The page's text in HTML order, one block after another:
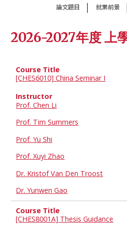
論文題目
就業前景
2026-2027年度 上
[CHES6010] China Seminar I
Prof. Chen Li
Prof. Tim Summers
Prof. Yu Shi
Prof. Xuyi Zhao
Dr. Kristof Van Den Troost
Dr. Yunwen Gao
[CHES8001A] Thesis Guidance